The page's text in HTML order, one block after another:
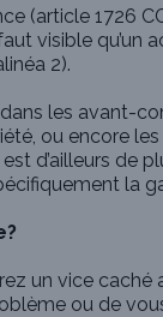
(article 1726
visible
2).
les avant-
ou encore
d’ailleurs de
la
un vice caché
ou de